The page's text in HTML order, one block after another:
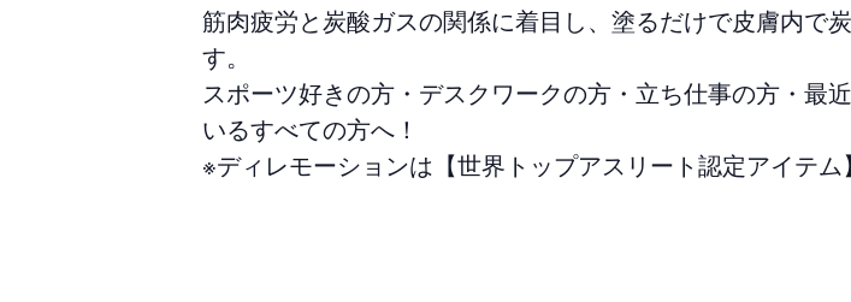
筋肉疲労と炭酸ガスの関係に着目し、塗るだけで皮膚内で
す。
スポーツ好きの方・デスクワークの方・立ち仕事の方・最
いるすべての方へ！
※ディレモーションは【世界トップアスリート認定アイテム